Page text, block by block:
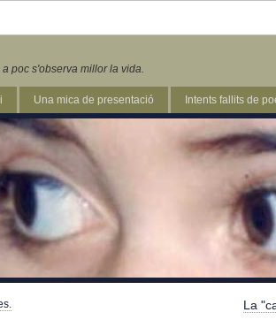
poc s'observa millor la vida.
Una mica de presentació Intents fallits de
La